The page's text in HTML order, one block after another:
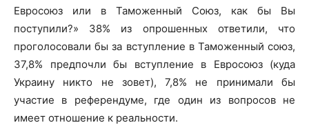
Евросоюз или в Таможенный Союз, как бы Вы
поступили?» 38% из опрошенных ответили, что
проголосовали бы за вступление в Таможенный союз,
37,8% предпочли бы вступление в Евросоюз (куда
Украину никто не зовет), 7,8% не принимали бы
участие в референдуме, где один из вопросов не
имеет отношение к реальности.